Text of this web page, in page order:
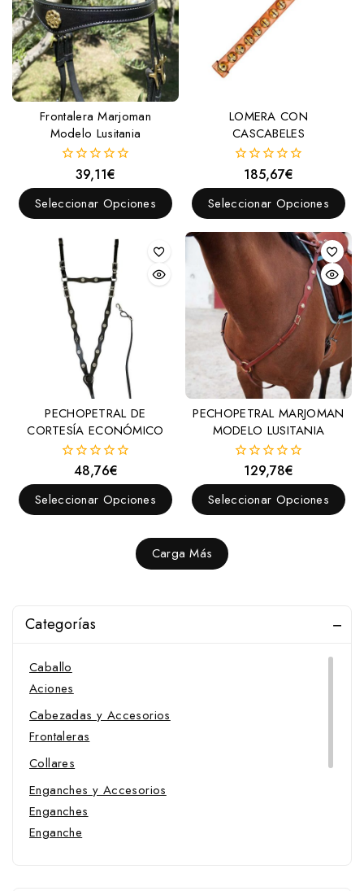
Frontalera Marjoman
Modelo Lusitania
fuera
de
5
39,11€
Seleccionar Opciones
LOMERA CON
CASCABELES
fuera
de
5
185,67€
Seleccionar Opciones
PECHOPETRAL DE
CORTESÍA ECONÓMICO
fuera
de
48,76€
Seleccionar Opciones
PECHOPETRAL MARJOMAN
MODELO LUSITANIA
fuera
de
129,78€
Seleccionar Opciones
Carga Más
Categorías
Caballo
Aciones
Cabezadas y Accesorios
Frontaleras
Collares
Enganches y Accesorios
Enganches
Enganche